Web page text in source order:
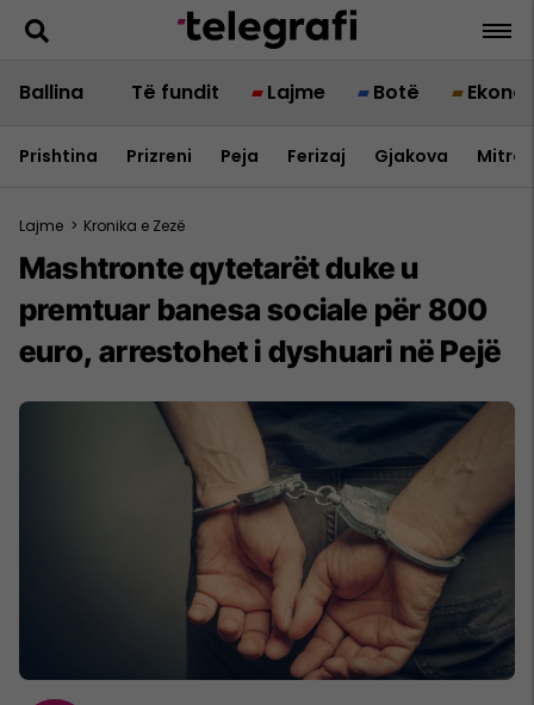
Ballina Të fundit Lajme Botë
Prishtina Prizreni Peja Ferizaj Gjakova
Lajme > Kronika e Zezë
Mashtronte qytetarët duke u
premtuar banesa sociale për 800
euro, arrestohet i dyshuari në Pejë